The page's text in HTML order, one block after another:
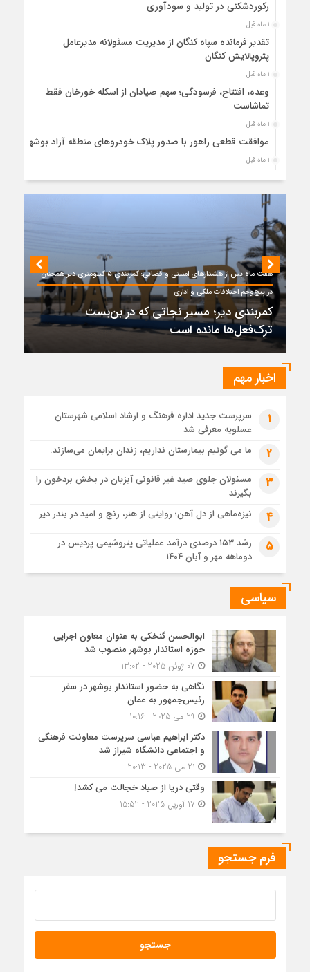
رکوردشکنی در تولید و سودآوری
1 ماه قبل
تقدیر فرمانده سپاه کنگان از مدیریت مسئولانه مدیرعامل
پتروپالایش کنگان
1 ماه قبل
وعده، افتتاح، فرسودگی؛ سهم صیادان از اسکله خورخان فقط
تماشاست
1 ماه قبل
موافقت قطعی راهور با صدور پلاک خودروهای منطقه آزاد بوشهر
1 ماه قبل
حضور میدانی واحد ثبتی دیر در آبدان؛ ارائه خدمات و نقشه‌برداری
رایگان برای کاهش مراجعات مردمی
دبیر ستاد بزرگداشت هفته دولت در استان بوشهر منصوب شد
1 ماه قبل
کمربندی دیر؛ مسیر نجاتی که در بن‌بست ترک‌فعل‌ها مانده است
1 ماه قبل
پتروشیمی نوری بر سکوی طلای BRICS 2026 ایستاد
1 ماه قبل
تقدیر رئیس کل دادگستری استان بوشهر از معاون مالی و
پشتیبانی عمرانی دادگستری استان
1 ماه قبل
دادستان بوشهر: تسری منطقه آزاد به بافت شهری مرکز استان
1 ماه قبل
زابل و بندر دیر در فهرست داغ‌ترین نقاط جهان؛ جنوب و شرق ایران
زیر آتش تابستان
هفت ماه پس از هشدارهای امنیتی و قضایی؛ کمربندی ۵ کیلومتری دیر همچنان
در پیچ‌وخم اختلافات ملکی و اداری
کمربندی دیر؛ مسیر نجاتی که در بن‌بست
ترک‌فعل‌ها مانده است
اخبار مهم
1
سرپرست جدید اداره فرهنگ و ارشاد اسلامی شهرستان
عسلویه معرفی شد
2 ما می گوئیم بیمارستان نداریم، زندان برایمان می‌سازند.
3
مسئولان جلوی صید غیر قانونی آبزیان در بخش بردخون را
بگیرند
4 نیزه‌ماهی از دل آهن؛ روایتی از هنر، رنج و امید در بندر دیر
5
رشد ۱۵۳ درصدی درآمد عملیاتی پتروشیمی پردیس در
دوماهه مهر و آبان ۱۴۰۴
سیاسی
ابوالحسن گنخکی به عنوان معاون اجرایی
حوزه استاندار بوشهر منصوب شد
نگاهی به حضور استاندار بوشهر در سفر
رئیس‌جمهور به عمان
دکتر ابراهیم عباسی سرپرست معاونت فرهنگی
و اجتماعی دانشگاه شیراز شد
وقتی دریا از صیاد خجالت می کشد!
فرم جستجو